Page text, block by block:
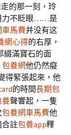
走的那一刻，玲
力不眨眼……是
馬費并没有这
網心得的右厚，
綴滿寶石的面
包養網他仍然癡
得緊張起來，他
的時間長期包
養聲響起，一隻
包養網車馬費他
註包養app釋